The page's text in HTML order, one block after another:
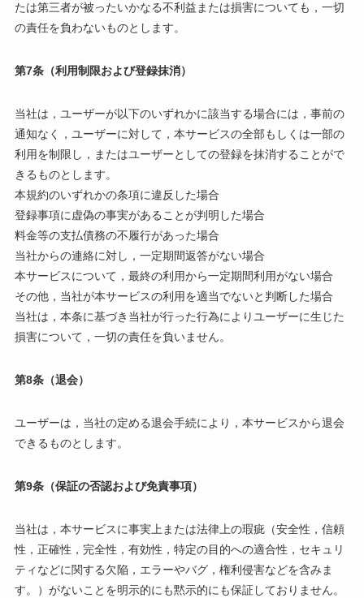
たは第三者が被ったいかなる不利益または損害についても，一切
の責任を負わないものとします。
第7条（利用制限および登録抹消）
当社は，ユーザーが以下のいずれかに該当する場合には，事前の
通知なく，ユーザーに対して，本サービスの全部もしくは一部の
利用を制限し，またはユーザーとしての登録を抹消することがで
きるものとします。
本規約のいずれかの条項に違反した場合
登録事項に虚偽の事実があることが判明した場合
料金等の支払債務の不履行があった場合
当社からの連絡に対し，一定期間返答がない場合
本サービスについて，最終の利用から一定期間利用がない場合
その他，当社が本サービスの利用を適当でないと判断した場合
当社は，本条に基づき当社が行った行為によりユーザーに生じた
損害について，一切の責任を負いません。
第8条（退会）
ユーザーは，当社の定める退会手続により，本サービスから退会
できるものとします。
第9条（保証の否認および免責事項）
当社は，本サービスに事実上または法律上の瑕疵（安全性，信頼
性，正確性，完全性，有効性，特定の目的への適合性，セキュリ
ティなどに関する欠陥，エラーやバグ，権利侵害などを含みま
す。）がないことを明示的にも黙示的にも保証しておりません。